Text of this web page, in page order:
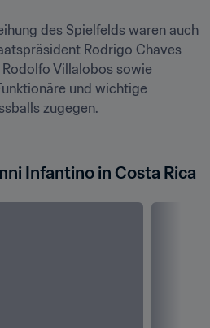
des Spielfelds waren auch
Rodrigo Chaves
Rodolfo Villalobos sowie
und wichtige
zugegen.
Infantino in Costa Rica